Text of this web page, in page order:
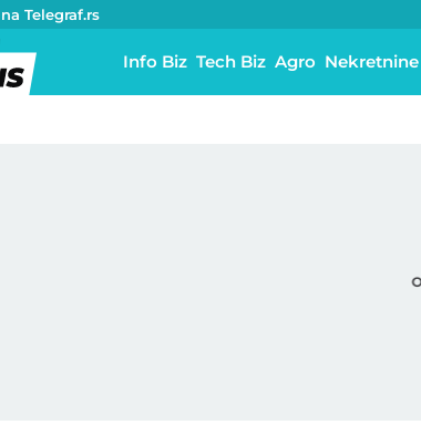
Telegraf.rs
Info Biz Tech Biz Agro Nekretnine